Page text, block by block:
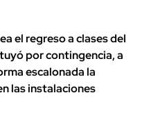
el regreso a clases del
por contingencia, a
escalonada la
las instalaciones